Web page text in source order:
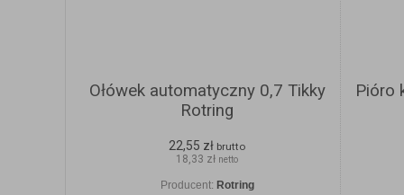
Ołówek automatyczny 0,7 Tikky
Rotring
22,55 zł brutto
18,33 zł netto
Producent: Rotring
Pióro